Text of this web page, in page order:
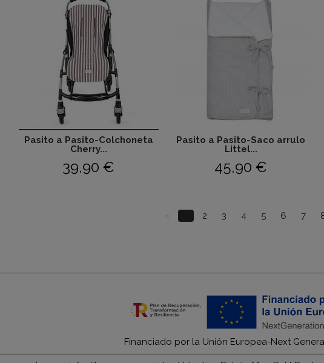
Pasito a Pasito-Colchoneta
Cherry...
39,90 €
Pasito a Pasito-Saco arrulo
Littel...
45,90 €
2 3 4 5 6 7
Financiado por la Unión Europea-Next